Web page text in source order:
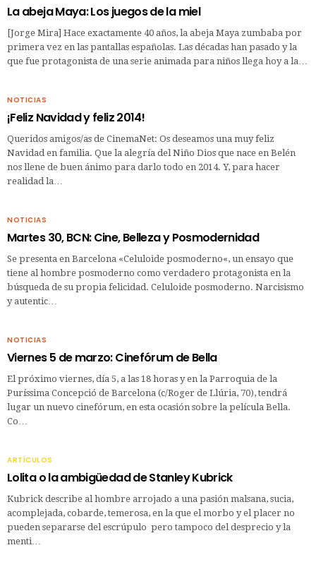
La abeja Maya: Los juegos de la miel
[Jorge Mira] Hace exactamente 40 años, la abeja Maya zumbaba por
primera vez en las pantallas españolas. Las décadas han pasado y la
que fue protagonista de una serie animada para niños llega hoy a la…
NOTICIAS
¡Feliz Navidad y feliz 2014!
Queridos amigos/as de CinemaNet: Os deseamos una muy feliz
Navidad en familia. Que la alegría del Niño Dios que nace en Belén
nos llene de buen ánimo para darlo todo en 2014. Y, para hacer
realidad la…
NOTICIAS
Martes 30, BCN: Cine, Belleza y Posmodernidad
Se presenta en Barcelona «Celuloide posmoderno«, un ensayo que
tiene al hombre posmoderno como verdadero protagonista en la
búsqueda de su propia felicidad. Celuloide posmoderno. Narcisismo
y autentic…
NOTICIAS
Viernes 5 de marzo: Cinefórum de Bella
El próximo viernes, día 5, a las 18 horas y en la Parroquia de la
Puríssima Concepció de Barcelona (c/Roger de Llúria, 70), tendrá
lugar un nuevo cinefórum, en esta ocasión sobre la película Bella.
Co…
ARTÍCULOS
Lolita o la ambigüedad de Stanley Kubrick
Kubrick describe al hombre arrojado a una pasión malsana, sucia,
acomplejada, cobarde, temerosa, en la que el morbo y el placer no
pueden separarse del escrúpulo pero tampoco del desprecio y la
menti…